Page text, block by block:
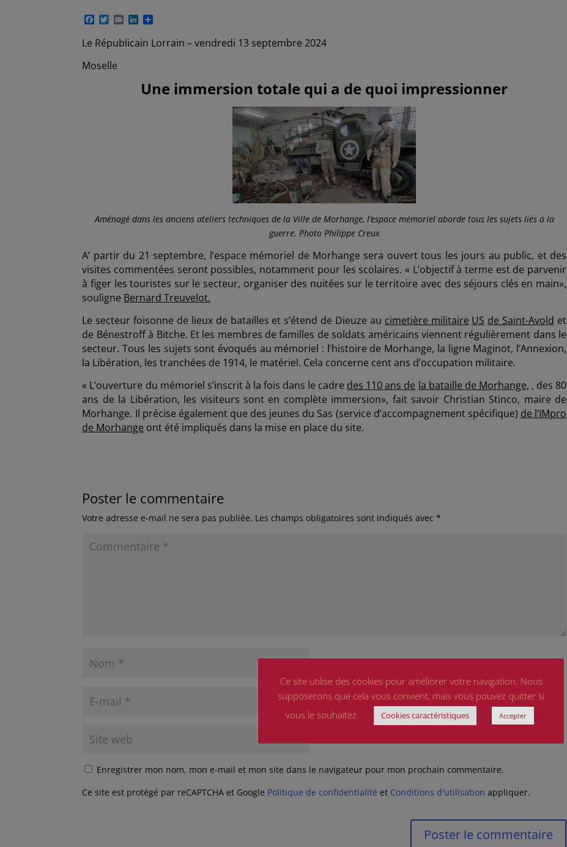
F
c
e
o
T
i
t
t
e
E
a
i
L
n
k
n
r
t
r
Le Républicain Lorrain – vendredi 13 septembre 2024
Moselle
Une immersion totale qui a de quoi impressionner
Aménagé dans les anciens ateliers techniques de la Ville de Morhange, l’espace mémoriel aborde tous les sujets liés à la
guerre. Photo Philippe Creux
A’ partir du 21 septembre, l’espace mémoriel de Morhange sera ouvert tous les jours au public, et des
visites commentées seront possibles, notamment pour les scolaires. « L’objectif à terme est de parvenir
à figer les touristes sur le secteur, organiser des nuitées sur le territoire avec des séjours clés en main»,
souligne Bernard Treuvelot.
Le secteur foisonne de lieux de batailles et s’étend de Dieuze au cimetière militaire US de Saint-Avold et
de Bénestroff à Bitche. Et les membres de familles de soldats américains viennent régulièrement dans le
secteur. Tous les sujets sont évoqués au mémoriel : l’histoire de Morhange, la ligne Maginot, l’Annexion,
la Libération, les tranchées de 1914, le matériel. Cela concerne cent ans d’occupation militaire.
« L’ouverture du mémoriel s’inscrit à la fois dans le cadre des 110 ans de la bataille de Morhange, , des 80
ans de la Libération, les visiteurs sont en complète immersion», fait savoir Christian Stinco, maire de
Morhange. Il précise également que des jeunes du Sas (service d’accompagnement spécifique) de l’IMpro
de Morhange ont été impliqués dans la mise en place du site.
Poster le commentaire
Votre adresse e-mail ne sera pas publiée. Les champs obligatoires sont indiqués avec*
Enregistrer mon nom, mon e-mail et mon site dans le navigateur pour mon prochain commentaire.
Ce site est protégé par reCAPTCHA et Google Politique de confidentialité et Conditions d'utilisation appliquer.
Ce site utilise des cookies pour améliorer votre navigation. Nous
supposerons que cela vous convient, mais vous pouvez quitter si
vous le souhaitez.
Cookies caractéristiques Accepter